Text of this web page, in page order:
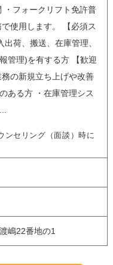
・フォークリフト免許普
使用します。 【必須ス
荷、搬送、在庫管理、
管理)を有する方 【歓迎
の新規立ち上げや改善
ある方 ・在庫管理シス
セリング（面談）時に
嶋22番地の1